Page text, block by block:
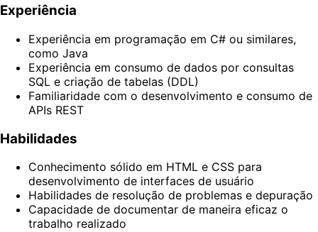
Experiência
Experiência em programação em C# ou similares,
como Java
Experiência em consumo de dados por consultas
SQL e criação de tabelas (DDL)
Familiaridade com o desenvolvimento e consumo de
APIs REST
Habilidades
Conhecimento sólido em HTML e CSS para
desenvolvimento de interfaces de usuário
Habilidades de resolução de problemas e depuração
Capacidade de documentar de maneira eficaz o
trabalho realizado